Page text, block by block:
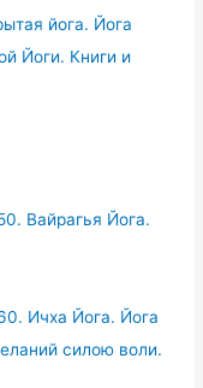
йога. Йога
Йоги. Книги и
Вайрагья Йога.
Ичха Йога. Йога
силою воли.